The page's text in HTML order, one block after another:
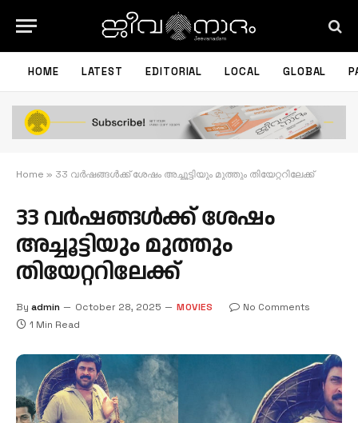
HOME LATEST EDITORIAL LOCAL GLOBAL
Home » 33 വർഷങ്ങൾക്ക് ശേഷം അച്ചൂട്ടിയും മുത്തും തിയേറ്ററിലേക്ക്
33 വർഷങ്ങൾക്ക് ശേഷം
അച്ചൂട്ടിയും മുത്തും
തിയേറ്ററിലേക്ക്
By admin October 28, 2025 MOVIES
No Comments
1 Min Read